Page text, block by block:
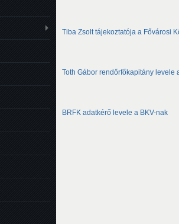
Tiba Zsolt tájekoztatója a Fővárosi
Toth Gábor rendőrfőkapitány levele
BRFK adatkérő levele a BKV-nak